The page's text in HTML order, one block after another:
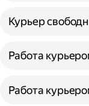
Курьер
Работа
Работа